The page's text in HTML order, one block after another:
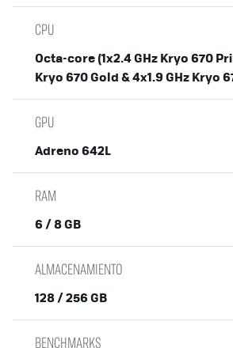
CPU
Octa-core (1x2.4 GHz Kryo 670
Kryo 670 Gold & 4x1.9 GHz Kryo
GPU
Adreno 642L
RAM
6 / 8 GB
ALMACENAMIENTO
128 / 256 GB
BENCHMARKS